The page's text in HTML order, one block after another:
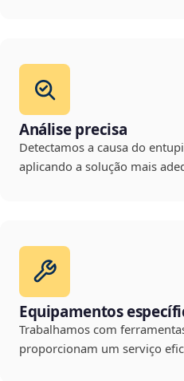
Análise precisa
Detectamos a causa do
aplicando a solução mais
Equipamentos
Trabalhamos com
proporcionam um serviço